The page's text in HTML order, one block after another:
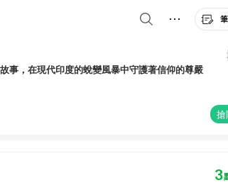
事，在現代印度的蛻變風暴中守護著信仰的尊嚴
搶
3